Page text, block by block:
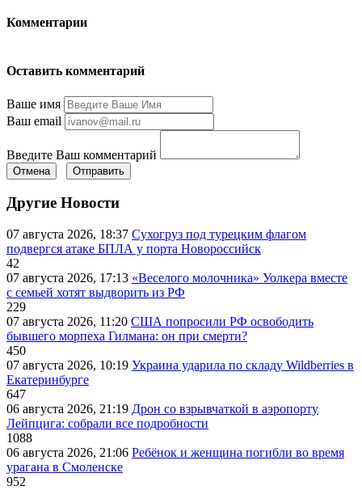
Комментарии
Оставить комментарий
Ваше имя
Ваш email
Введите Ваш комментарий
Отмена Отправить
Другие Новости
07 августа 2026, 18:37 Сухогруз под турецким флагом
подвергся атаке БПЛА у порта Новороссийск
42
07 августа 2026, 17:13 «Веселого молочника» Уолкера вместе
с семьей хотят выдворить из РФ
229
07 августа 2026, 11:20 США попросили РФ освободить
бывшего морпеха Гилмана: он при смерти?
450
07 августа 2026, 10:19 Украина ударила по складу Wildberries в
Екатеринбурге
647
06 августа 2026, 21:19 Дрон со взрывчаткой в аэропорту
Лейпцига: собрали все подробности
1088
06 августа 2026, 21:06 Ребёнок и женщина погибли во время
урагана в Смоленске
952